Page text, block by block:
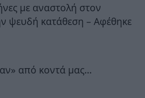
με αναστολή στον
ψευδή κατάθεση – Αφέθηκε
από κοντά μας…